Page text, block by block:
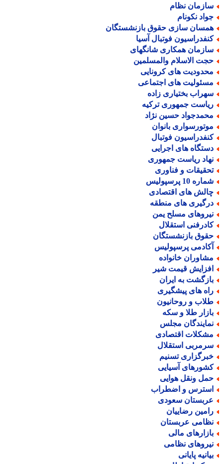
نظام
نکونام
سازی حقوق بازنشستگان
فوتبال آسیا
همکاری شانگهای
الاسلام والمسلمین
های کرونایی
های اجتماعی
بختیاری زاده
جمهوری ترکیه
حسین نژاد
بانوان
فوتبال
های اجرایی
ریاست جمهوری
و فناوری
10 پرسپولیس
های اقتصادی
های منطقه
مسلح یمن
استقلال
بازنشستگان
پرسپولیس
خانواده
قیمت شیر
به ایران
های پیشگیری
و روحانیون
طلا و سکه
مجلس
اقتصادی
استقلال
تسنیم
آسیایی
ونقل هوایی
و اضطراب
سعودی
رضاییان
عربستان
مالی
نظامی
پایانی